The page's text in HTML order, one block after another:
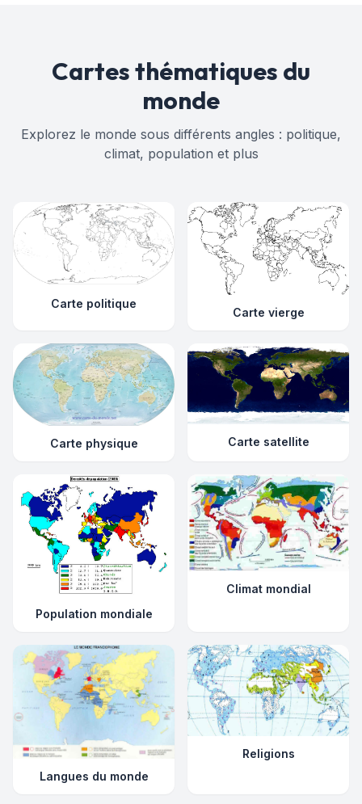
Cartes thématiques du
monde
Explorez le monde sous différents angles : politique,
climat, population et plus
Carte politique
Carte vierge
Carte physique Carte satellite
Population mondiale
Climat mondial
Langues du monde
Religions